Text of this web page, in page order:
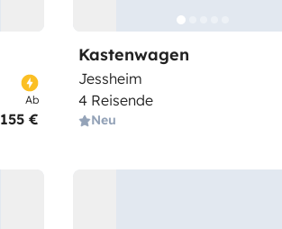
Ab
155 €
Kastenwagen
Jessheim
4 Reisende
Neu